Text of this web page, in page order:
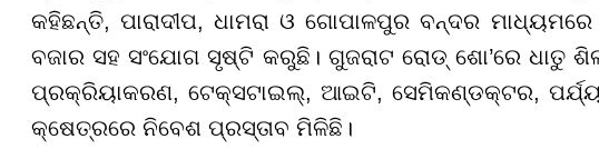
କହିଛନ୍ତି, ପାରାଦୀପ, ଧାମରା ଓ ଗୋପାଳପୁର ବନ୍ଦର
ବଜାର ସହ ସଂଯୋଗ ସୃଷ୍ଟି କରୁଛି। ଗୁଜରାଟ ରୋଡ୍ ଶୋ’ରେ ଧାତୁ
ପ୍ରକ୍ରିୟାକରଣ, ଟେକ୍ସଟାଇଲ୍, ଆଇଟି, ସେମିକଣ୍ଡକ୍ଟର,
କ୍ଷେତ୍ରରେ ନିବେଶ ପ୍ରସ୍ତାବ ମିଳିଛି।